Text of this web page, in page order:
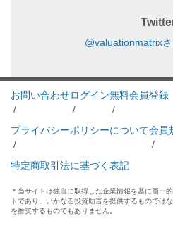
@valuationmatrix
お問い合わせ
/
ログイン
/
無料会員登録
/
プライバシーポリシーについて
/
会員
/
特定商取引法に基づく表記
＊当サイトは独自に取得した企業情報を基に画一
トであり、いかなる投資助言を提供するものでは
を推奨するものでもありません。